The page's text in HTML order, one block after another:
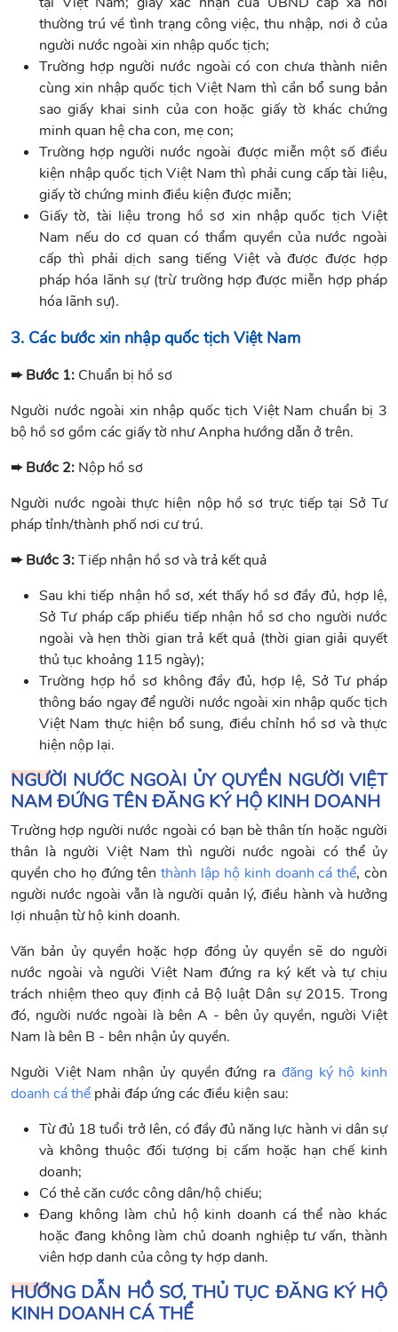
thường trú về tình trạng công việc, thu nhập, nơi ở của
người nước ngoài xin nhập quốc tịch;
Trường hợp người nước ngoài có con chưa thành niên
cùng xin nhập quốc tịch Việt Nam thì cần bổ sung bản
sao giấy khai sinh của con hoặc giấy tờ khác chứng
minh quan hệ cha con, mẹ con;
Trường hợp người nước ngoài được miễn một số điều
kiện nhập quốc tịch Việt Nam thì phải cung cấp tài liệu,
giấy tờ chứng minh điều kiện được miễn;
Giấy tờ, tài liệu trong hồ sơ xin nhập quốc tịch Việt
Nam nếu do cơ quan có thẩm quyền của nước ngoài
cấp thì phải dịch sang tiếng Việt và được được hợp
pháp hóa lãnh sự (trừ trường hợp được miễn hợp pháp
hóa lãnh sự).
3. Các bước xin nhập quốc tịch Việt Nam
➨ Bước 1: Chuẩn bị hồ sơ
Người nước ngoài xin nhập quốc tịch Việt Nam chuẩn bị 3
bộ hồ sơ gồm các giấy tờ như Anpha hướng dẫn ở trên.
➨ Bước 2: Nộp hồ sơ
Người nước ngoài thực hiện nộp hồ sơ trực tiếp tại Sở Tư
pháp tỉnh/thành phố nơi cư trú.
➨ Bước 3:Tiếp nhận hồ sơ và trả kết quả
Sau khi tiếp nhận hồ sơ, xét thấy hồ sơ đầy đủ, hợp lệ,
Sở Tư pháp cấp phiếu tiếp nhận hồ sơ cho người nước
ngoài và hẹn thời gian trả kết quả (thời gian giải quyết
thủ tục khoảng 115 ngày);
Trường hợp hồ sơ không đầy đủ, hợp lệ, Sở Tư pháp
thông báo ngay để người nước ngoài xin nhập quốc tịch
Việt Nam thực hiện bổ sung, điều chỉnh hồ sơ và thực
hiện nộp lại.
NGƯỜI NƯỚC NGOÀI ỦY QUYỀN NGƯỜI VIỆT
NAM ĐỨNG TÊN ĐĂNG KÝ HỘ KINH DOANH
Trường hợp người nước ngoài có bạn bè thân tín hoặc người
thân là người Việt Nam thì người nước ngoài có thể ủy
quyền cho họ đứng tênthành lập hộ kinh doanh cá thể, còn
người nước ngoài vẫn là người quản lý, điều hành và hưởng
lợi nhuận từ hộ kinh doanh.
Văn bản ủy quyền hoặc hợp đồng ủy quyền sẽ do người
nước ngoài và người Việt Nam đứng ra ký kết và tự chịu
trách nhiệm theo quy định cả Bộ luật Dân sự 2015. Trong
đó, người nước ngoài là bên A - bên ủy quyền, người Việt
Nam là bên B - bên nhận ủy quyền.
Người Việt Nam nhận ủy quyền đứng ra đăng ký hộ kinh
doanh cá thể phải đáp ứng các điều kiện sau:
Từ đủ 18 tuổi trở lên, có đầy đủ năng lực hành vi dân sự
và không thuộc đối tượng bị cấm hoặc hạn chế kinh
doanh;
Có thẻ căn cước công dân/hộ chiếu;
Đang không làm chủ hộ kinh doanh cá thể nào khác
hoặc đang không làm chủ doanh nghiệp tư vấn, thành
viên hợp danh của công ty hợp danh.
HƯỚNG DẪN HỒ SƠ, THỦ TỤC ĐĂNG KÝ HỘ
KINH DOANH CÁ THỂ